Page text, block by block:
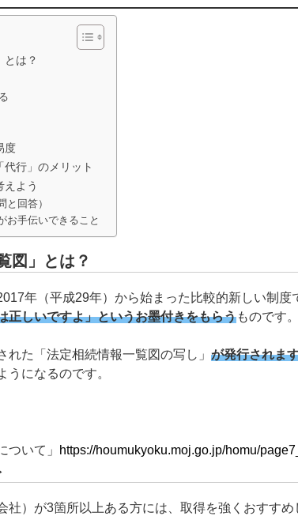
とは？
度
行」のメリット
えよう
と回答）
お手伝いできること
図」とは？
年（平成29年）から始まった比較的新しい制
正しいですよ」というお墨付きをもらうものです。
た「法定相続情報一覧図の写し」 が発行されま
うになるのです。
ついて」 https://houmukyoku.moj.go.jp/homu/
）が3箇所以上ある方には、取得を強くおすすめ